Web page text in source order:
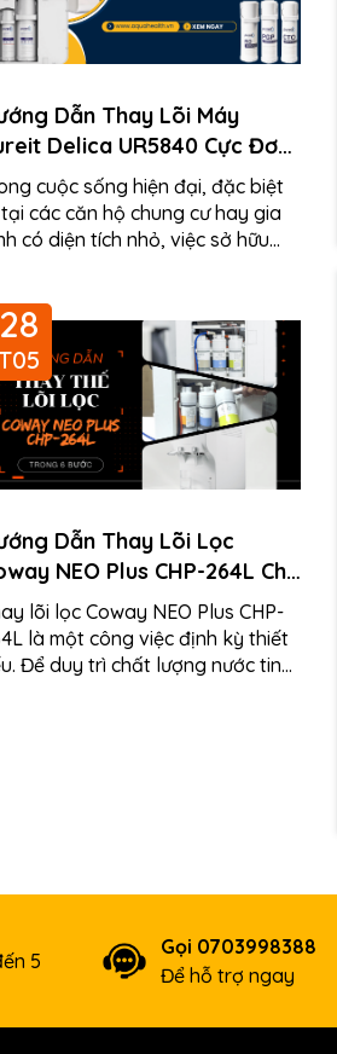
Dẫn Thay Lõi Máy
Delica UR5840 Cực Đơn
cuộc sống hiện đại, đặc biệt
các căn hộ chung cư hay gia
có diện tích nhỏ, việc sở hữu
28
Dẫn Thay Lõi Lọc
NEO Plus CHP-264L Chi
lõi lọc Coway NEO Plus CHP-
là một công việc định kỳ thiết
Để duy trì chất lượng nước tinh
5
Gọi 0703998388
Để hỗ trợ ngay